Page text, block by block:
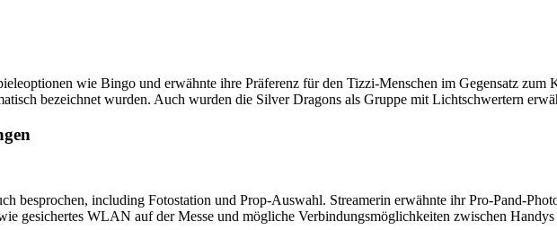
wie Bingo und erwähnte ihre Präferenz für den Tizzi-Menschen im Gegensatz
bezeichnet wurden. Auch wurden die Silver Dragons als Gruppe mit Lichtschwertern
besprochen, including Fotostation und Prop-Auswahl. Streamerin erwähnte ihr Pro-Pand-
gesichertes WLAN auf der Messe und mögliche Verbindungsmöglichkeiten zwischen Handys